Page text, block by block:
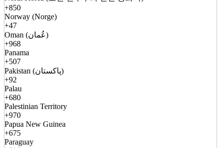
+850
Norway (Norge)
+47
Oman (عُمان)
+968
Panama
+507
Pakistan (پاکستان)
+92
Palau
+680
Palestinian Territory
+970
Papua New Guinea
+675
Paraguay